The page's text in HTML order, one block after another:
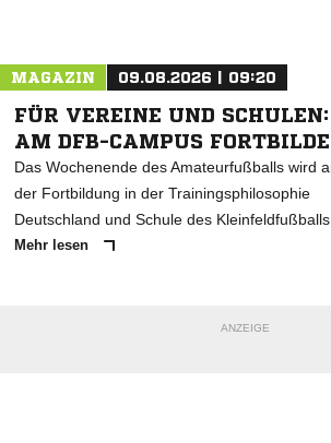
MAGAZIN 09.08.2026 | 09:20
FÜR VEREINE UND
AM DFB-CAMPUS
Das Wochenende des Amateurfußballs wird
der Fortbildung in der Trainingsphilosophie
Deutschland und Schule des
Mehr lesen
ANZEIGE